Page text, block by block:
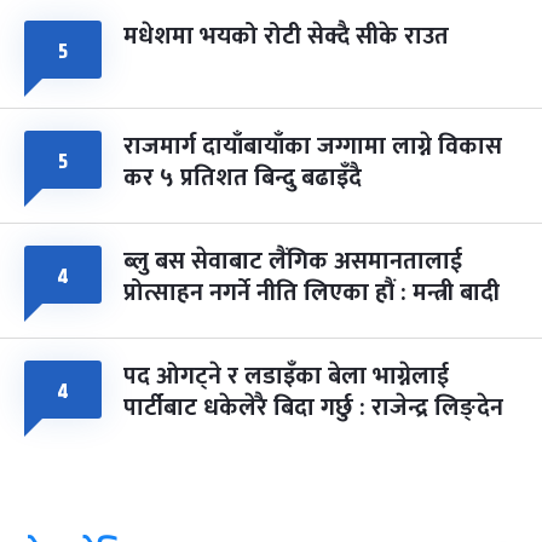
५ मधेशमा भयको रोटी सेक्दै सीके राउत
५ राजमार्ग दायाँबायाँका जग्गामा लाग्ने विकास
कर ५ प्रतिशत बिन्दु बढाइँदै
४ ब्लु बस सेवाबाट लैंगिक असमानतालाई
प्रोत्साहन नगर्ने नीति लिएका हौं : मन्त्री बादी
४ पद ओगट्ने र लडाइँका बेला भाग्नेलाई
पार्टीबाट धकेलेरै बिदा गर्छु : राजेन्द्र लिङ्देन